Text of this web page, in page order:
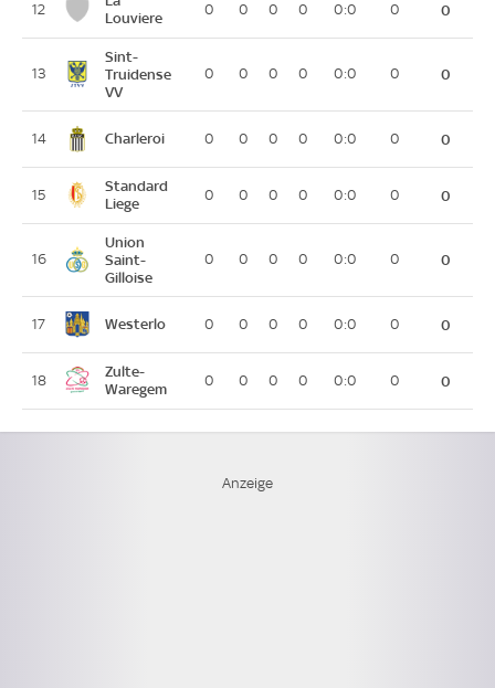
12
Louviere
0 0 0 0 0:0 0 0
13
Sint-
Truidense
VV
0 0 0 0 0:0 0 0
14 Charleroi 0 0 0 0 0:0 0 0
15
Standard
Liege
0 0 0 0 0:0 0 0
16
Union
Saint-
Gilloise
0 0 0 0 0:0 0 0
17 Westerlo 0 0 0 0 0:0 0 0
18
Zulte-
Waregem
0 0 0 0 0:0 0 0